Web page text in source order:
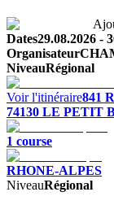
Dates29.08.2026 -
Organisateur
NiveauRégional
Voir l'itinéraire841
74130 LE PETIT
1 course
RHONE-ALPES
NiveauRégional